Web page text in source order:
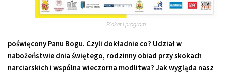
Plakat i program
poświęcony Panu Bogu. Czyli dokładnie co? Udział w
nabożeństwie dnia świętego, rodzinny obiad przy skokach
narciarskich i wspólna wieczorna modlitwa? Jak wygląda nasz